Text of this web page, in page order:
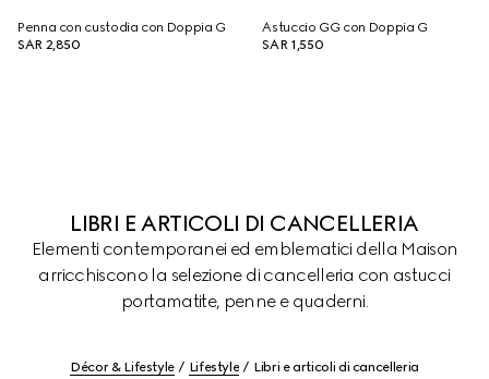
Penna con custodia con Doppia G
SAR 2,850
Astuccio GG con Doppia G
SAR 1,550
LIBRI E ARTICOLI DI CANCELLERIA
Elementi contemporanei ed emblematici della Maison
arricchiscono la selezione di cancelleria con astucci
portamatite, penne e quaderni.
Décor & Lifestyle Lifestyle Libri e articoli di cancelleria